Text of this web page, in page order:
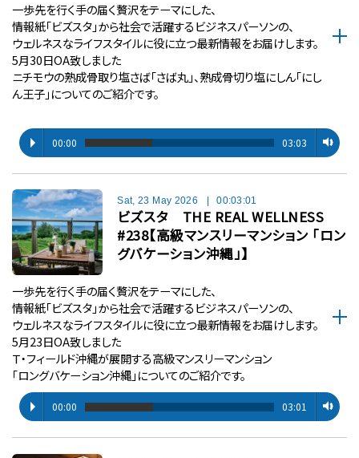
一歩先を行く手の届く贅沢をテーマにした、
情報紙「ビズスタ」から社会で活躍するビジネスパーソンの、
ウェルネスなライフスタイルに役に立つ最新情報をお届けします。
5月30日OA致しました
ニチモウの熟成骨取り塩さば「さば丸」、熟成骨切り塩にしん「にし
ん王子」についてのご紹介です。
00:00 03:03
Sat, 23 May 2026 | 00:03:01
ビズスタ THE REAL WELLNESS
#238【高級マンスリーマンション 「ロン
グバケーション沖縄」】
一歩先を行く手の届く贅沢をテーマにした、
情報紙「ビズスタ」から社会で活躍するビジネスパーソンの、
ウェルネスなライフスタイルに役に立つ最新情報をお届けします。
5月23日OA致しました
Ｔ・フィールド沖縄が展開する高級マンスリーマンション
「ロングバケーション沖縄」についてのご紹介です。
00:00 03:01